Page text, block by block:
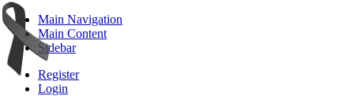
Main Navigation
Main Content
Sidebar
Register
Login